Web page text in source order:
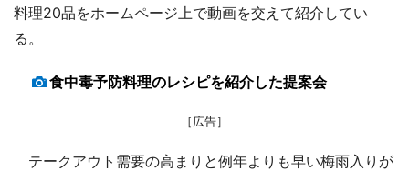
料理20品をホームページ上で動画を交えて紹介してい
る。
食中毒予防料理のレシピを紹介した提案会
［広告］
テークアウト需要の高まりと例年よりも早い梅雨入りが